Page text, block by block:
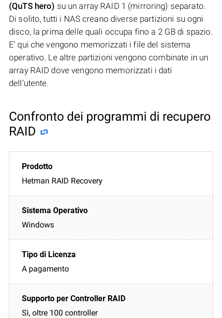
(QuTS hero) su un array RAID 1 (mirroring) separato.
Di solito, tutti i NAS creano diverse partizioni su ogni
disco, la prima delle quali occupa fino a 2 GB di spazio.
E’ qui che vengono memorizzati i file del sistema
operativo. Le altre partizioni vengono combinate in un
array RAID dove vengono memorizzati i dati
dell'utente.
Confronto dei programmi di recupero
RAID
Hetman RAID Recovery
Windows
A pagamento
Sì, oltre 100 controller